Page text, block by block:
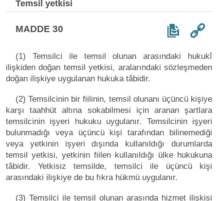
Temsil yetkisi
MADDE 30
(1) Temsilci ile temsil olunan arasındaki hukukî
ilişkiden doğan temsil yetkisi, aralarındaki sözleşmeden
doğan ilişkiye uygulanan hukuka tâbidir.
(2) Temsilcinin bir fiilinin, temsil olunanı üçüncü kişiye
karşı taahhüt altına sokabilmesi için aranan şartlara
temsilcinin işyeri hukuku uygulanır. Temsilcinin işyeri
bulunmadığı veya üçüncü kişi tarafından bilinemediği
veya yetkinin işyeri dışında kullanıldığı durumlarda
temsil yetkisi, yetkinin fiilen kullanıldığı ülke hukukuna
tâbidir. Yetkisiz temsilde, temsilci ile üçüncü kişi
arasındaki ilişkiye de bu fıkra hükmü uygulanır.
(3) Temsilci ile temsil olunan arasında hizmet ilişkisi